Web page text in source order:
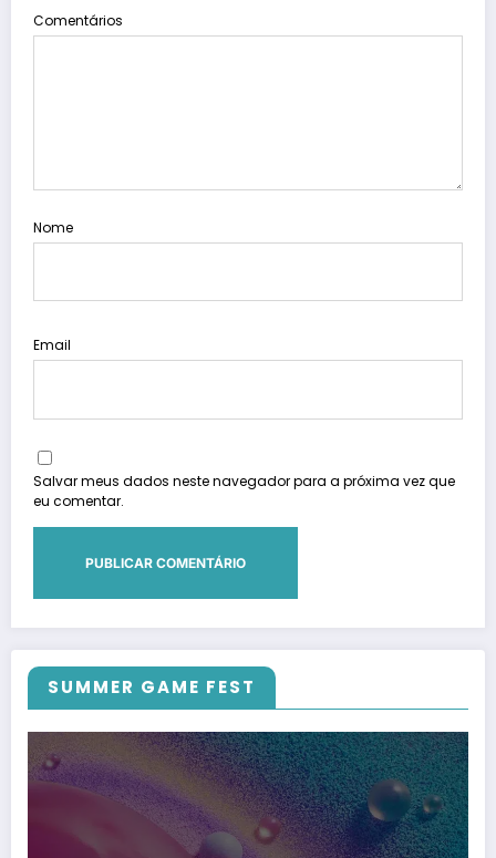
Comentários
Nome
Email
Salvar meus dados neste navegador para a próxima vez que
eu comentar.
SUMMER GAME FEST